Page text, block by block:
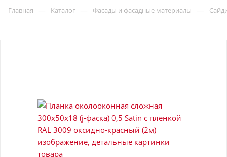
Главная — Каталог — Фасады и фасадные материалы —